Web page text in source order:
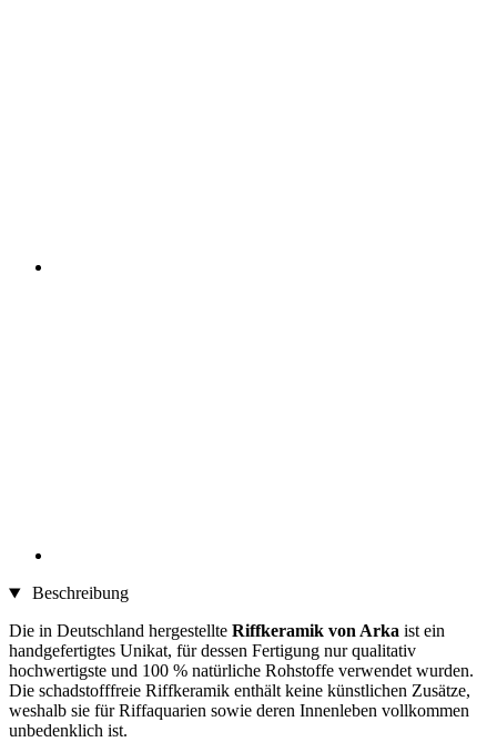
Beschreibung
Die in Deutschland hergestellte Riffkeramik von Arka ist ein
handgefertigtes Unikat, für dessen Fertigung nur qualitativ
hochwertigste und 100 % natürliche Rohstoffe verwendet wurden.
Die schadstofffreie Riffkeramik enthält keine künstlichen Zusätze,
weshalb sie für Riffaquarien sowie deren Innenleben vollkommen
unbedenklich ist.